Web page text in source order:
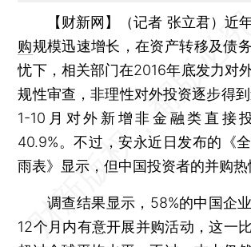
【财新网】（记者 张立君） 近
购规模迅速增长，在资产转移及债
忧下，相关部门在2016年底发力对
规性审查，非理性对外投资逐步得
1-10月对外新增非金融类直接
40.9%。不过，安永近日发布的《
雨表》显示，但中国投资者的并购热
调查结果显示，58%的中国企业
12个月内有意开展并购活动，这一